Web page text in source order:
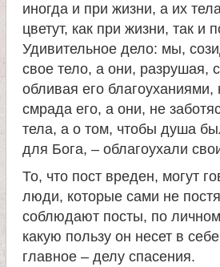
иногда и при жизни, а их
цветут, как при жизни, так и
Удивительное дело: мы,
свое тело, а они, разрушая,
обливая его благоуханиями,
смрада его, а они, не
тела, а о том, чтобы душа
для Бога, – облагоухали
То, что пост вреден, могут
люди, которые сами не
соблюдают посты, по
какую пользу он несет в
главное – делу спасения.